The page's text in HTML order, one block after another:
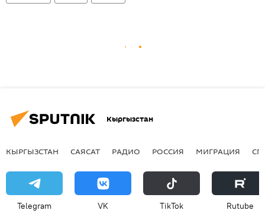
Кыргызстан
КЫРГЫЗСТАН САЯСАТ РАДИО РОССИЯ МИГРАЦИЯ
Telegram VK ТikТоk Rutube